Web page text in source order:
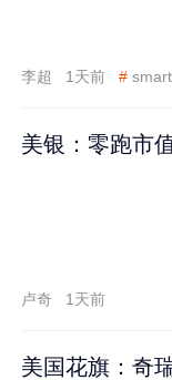
李超 1天前 #
美银：零跑市
卢奇 1天前
美国花旗：奇